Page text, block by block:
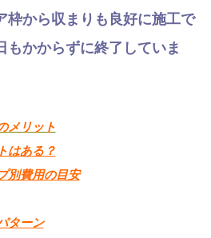
枠から収まりも良好に施工で
もかからずに終了していま
メリット
はある？
別費用の目安
ターン